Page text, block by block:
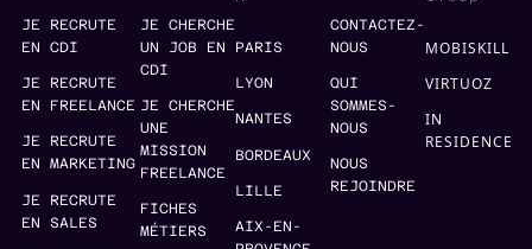
JE RECRUTE
EN CDI
JE RECRUTE
EN FREELANCE
JE RECRUTE
EN MARKETING
JE RECRUTE
EN SALES
JE CHERCHE
UN JOB EN
CDI
JE CHERCHE
UNE
MISSION
FREELANCE
FICHES
MÉTIERS
PARIS
LYON
NANTES
BORDEAUX
LILLE
AIX-EN-
CONTACTEZ-
NOUS
QUI
SOMMES-
NOUS
NOUS
REJOINDRE
MOBISKILL
VIRTUOZ
IN
RESIDENCE